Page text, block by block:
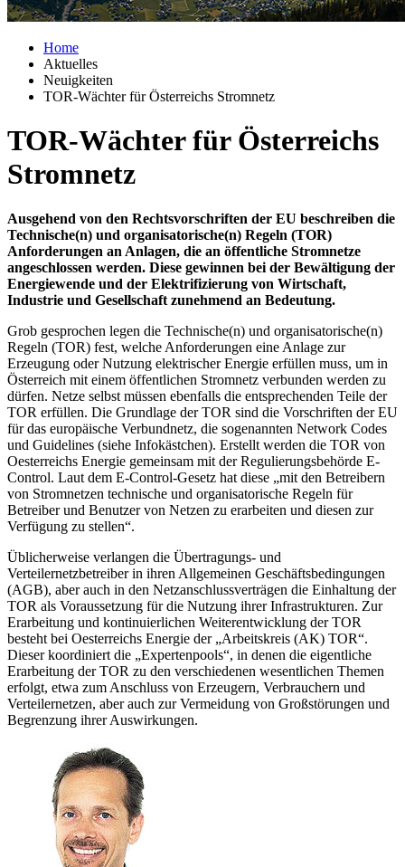
Home
Aktuelles
Neuigkeiten
TOR-Wächter für Österreichs Stromnetz
TOR-Wächter für Österreichs
Stromnetz
Ausgehend von den Rechtsvorschriften der EU beschreiben die
Technische(n) und organisatorische(n) Regeln (TOR)
Anforderungen an Anlagen, die an öffentliche Stromnetze
angeschlossen werden. Diese gewinnen bei der Bewältigung der
Energiewende und der Elektrifizierung von Wirtschaft,
Industrie und Gesellschaft zunehmend an Bedeutung.
Grob gesprochen legen die Technische(n) und organisatorische(n)
Regeln (TOR) fest, welche Anforderungen eine Anlage zur
Erzeugung oder Nutzung elektrischer Energie erfüllen muss, um in
Österreich mit einem öffentlichen Stromnetz verbunden werden zu
dürfen. Netze selbst müssen ebenfalls die entsprechenden Teile der
TOR erfüllen. Die Grundlage der TOR sind die Vorschriften der EU
für das europäische Verbundnetz, die sogenannten Network Codes
und Guidelines (siehe Infokästchen). Erstellt werden die TOR von
Oesterreichs Energie gemeinsam mit der Regulierungsbehörde E-
Control. Laut dem E-Control-Gesetz hat diese „mit den Betreibern
von Stromnetzen technische und organisatorische Regeln für
Betreiber und Benutzer von Netzen zu erarbeiten und diesen zur
Verfügung zu stellen“.
Üblicherweise verlangen die Übertragungs- und
Verteilernetzbetreiber in ihren Allgemeinen Geschäftsbedingungen
(AGB), aber auch in den Netzanschlussverträgen die Einhaltung der
TOR als Voraussetzung für die Nutzung ihrer Infrastrukturen. Zur
Erarbeitung und kontinuierlichen Weiterentwicklung der TOR
besteht bei Oesterreichs Energie der „Arbeitskreis (AK) TOR“.
Dieser koordiniert die „Expertenpools“, in denen die eigentliche
Erarbeitung der TOR zu den verschiedenen wesentlichen Themen
erfolgt, etwa zum Anschluss von Erzeugern, Verbrauchern und
Verteilernetzen, aber auch zur Vermeidung von Großstörungen und
Begrenzung ihrer Auswirkungen.